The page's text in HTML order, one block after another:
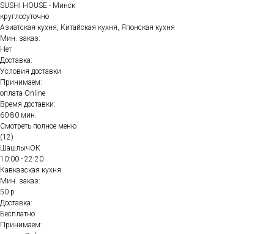
SUSHI HOUSE - Минск
круглосуточно
Азиатская кухня, Китайская кухня, Японская кухня
Мин. заказ:
Нет
Доставка:
Условия доставки
Принимаем:
оплата Online
Время доставки:
60-80 мин.
Смотреть полное меню
(12)
ШашлычОК
10:00 - 22:20
Кавказская кухня
Мин. заказ:
50 р
Доставка:
Бесплатно
Принимаем: